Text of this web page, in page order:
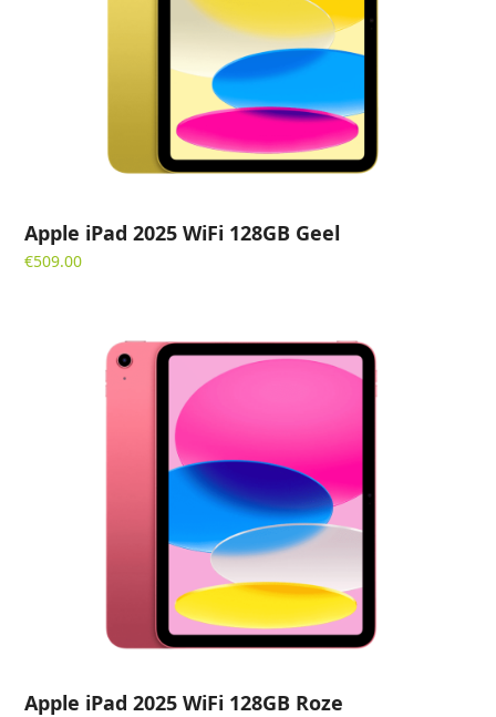
Apple iPad 2025 WiFi 128GB Geel
€509.00
Apple iPad 2025 WiFi 128GB Roze